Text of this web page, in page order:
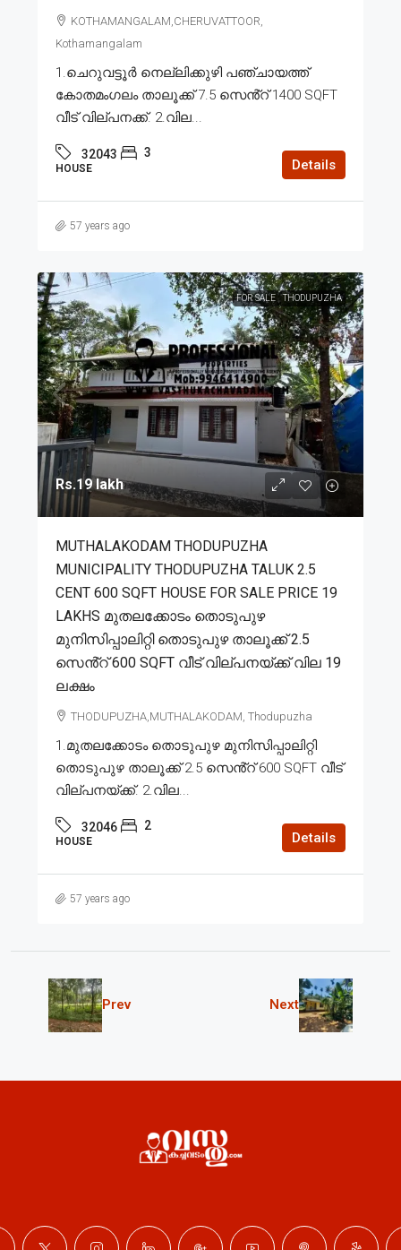
KOTHAMANGALAM,CHERUVATTOOR,
Kothamangalam
1.ചെറുവട്ടൂർ നെല്ലിക്കുഴി പഞ്ചായത്ത്
കോതമംഗലം താലൂക്ക് 7.5 സെൻ്റ് 1400 SQFT
വീട് വില്പനക്ക്. 2.വില...
32043 3
HOUSE Details
57 years ago
FOR SALE THODUPUZHA
Rs.19 lakh
MUTHALAKODAM THODUPUZHA
MUNICIPALITY THODUPUZHA TALUK 2.5
CENT 600 SQFT HOUSE FOR SALE PRICE 19
LAKHS മുതലക്കോടം തൊടുപുഴ
മുനിസിപ്പാലിറ്റി തൊടുപുഴ താലൂക്ക് 2.5
സെൻ്റ് 600 SQFT വീട് വില്പനയ്ക്ക് വില 19
ലക്ഷം
THODUPUZHA,MUTHALAKODAM, Thodupuzha
1.മുതലക്കോടം തൊടുപുഴ മുനിസിപ്പാലിറ്റി
തൊടുപുഴ താലൂക്ക് 2.5 സെൻ്റ് 600 SQFT വീട്
വില്പനയ്ക്ക്. 2.വില...
32046 2
HOUSE Details
57 years ago
Prev Next